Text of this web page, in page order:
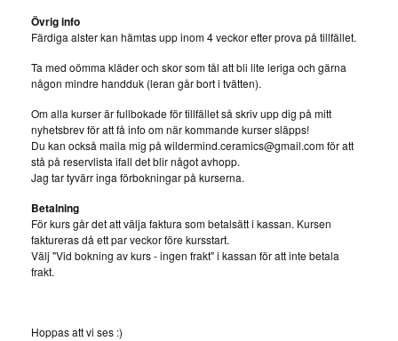
Övrig info
Färdiga alster kan hämtas upp inom 4 veckor efter prova på tillfället.
Ta med oömma kläder och skor som tål att bli lite leriga och gärna
någon mindre handduk (leran går bort i tvätten).
Om alla kurser är fullbokade för tillfället så skriv upp dig på mitt
nyhetsbrev för att få info om när kommande kurser släpps!
Du kan också maila mig på wildermind.ceramics@gmail.comför att
stå på reservlista ifall det blir något avhopp.
Jag tar tyvärr inga förbokningar på kurserna.
Betalning
För kurs går det att välja faktura som betalsätt i kassan. Kursen
faktureras då ett par veckor före kursstart.
Välj "Vid bokning av kurs - ingen frakt" i kassan för att inte betala
frakt.
Hoppas att vi ses :)